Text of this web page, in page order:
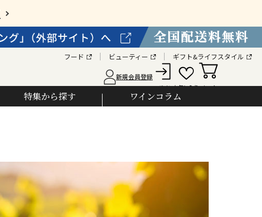
フード ビューティー ギフト&ライフスタイル
新規会員登録
ログインお気に入り カート
特集から探す ワインコラム